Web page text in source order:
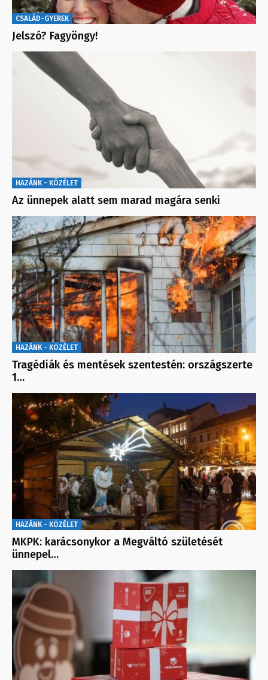
CSALÁD-GYEREK
Jelszó? Fagyöngy!
HAZÁNK - KÖZÉLET
Az ünnepek alatt sem marad magára senki
HAZÁNK - KÖZÉLET
Tragédiák és mentések szentestén: országszerte
1…
HAZÁNK - KÖZÉLET
MKPK: karácsonykor a Megváltó születését
ünnepel…